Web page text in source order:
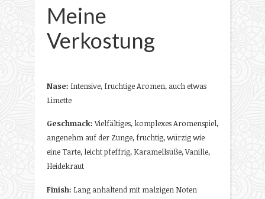
Meine
Verkostung
Nase: Intensive, fruchtige Aromen, auch etwas
Limette
Geschmack:Vielfältiges, komplexes Aromenspiel,
angenehm auf der Zunge, fruchtig, würzig wie
eine Tarte, leicht pfeffrig, Karamellsüße, Vanille,
Heidekraut
Finish: Lang anhaltend mit malzigen Noten